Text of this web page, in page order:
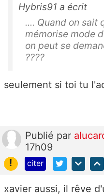
Hybris91 a écrit
.... Quand on sait
mémorise mode
on peut se
????
seulement si toi tu
Publié par
17h09
!
citer
xavier aussi, il rêve